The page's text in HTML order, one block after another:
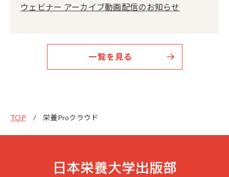
ウェビナー アーカイブ動画配信のお知らせ
一覧を見る
TOP 栄養Proクラウド